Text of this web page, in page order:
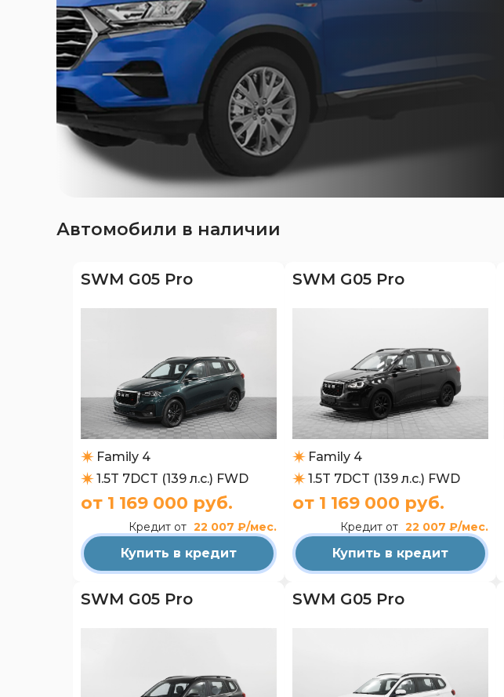
Автомобили в наличии
SWM G05 Pro
Family 4
1.5T 7DCT (139 л.с.) FWD
от 1 169 000 руб.
Кредит от 22 007 ₽/мес.
Купить в кредит
SWM G05 Pro
Family 4
1.5T 7DCT (139 л.с.) FWD
от 1 169 000 руб.
Кредит от 22 007 ₽/мес.
Купить в кредит
SWM G05 Pro SWM G05 Pro